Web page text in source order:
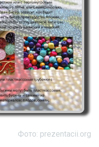
Фото: prezentacii.org